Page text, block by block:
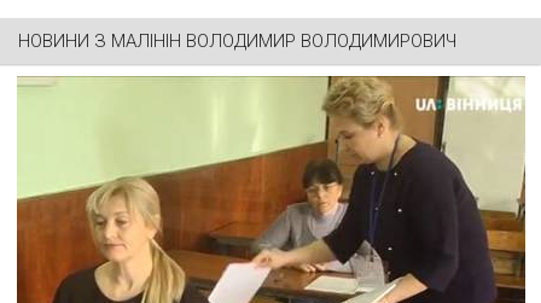
НОВИНИ З МАЛІНІН ВОЛОДИМИР ВОЛОДИМИРОВИЧ